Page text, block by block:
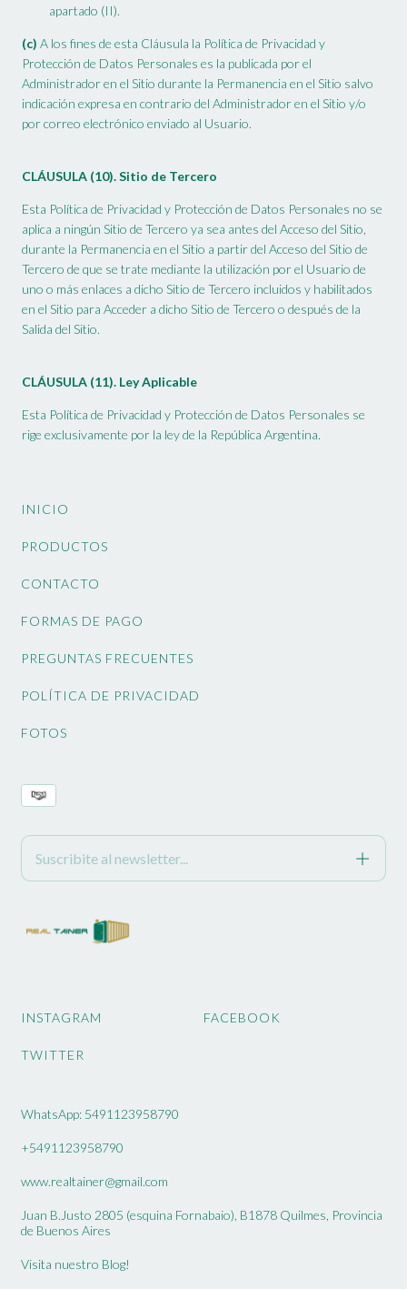
apartado (II).
(c) A los fines de esta Cláusula la Política de Privacidad y
Protección de Datos Personales es la publicada por el
Administrador en el Sitio durante la Permanencia en el Sitio salvo
indicación expresa en contrario del Administrador en el Sitio y/o
por correo electrónico enviado al Usuario.
CLÁUSULA (10).Sitio de Tercero
Esta Política de Privacidad y Protección de Datos Personales no se
aplica a ningún Sitio de Tercero ya sea antes del Acceso del Sitio,
durante la Permanencia en el Sitio a partir del Acceso del Sitio de
Tercero de que se trate mediante la utilización por el Usuario de
uno o más enlaces a dicho Sitio de Tercero incluidos y habilitados
en el Sitio para Acceder a dicho Sitio de Tercero o después de la
Salida del Sitio.
CLÁUSULA (11). Ley Aplicable
Esta Política de Privacidad y Protección de Datos Personales se
rige exclusivamente por la ley de la República Argentina.
INICIO
PRODUCTOS
CONTACTO
FORMAS DE PAGO
PREGUNTAS FRECUENTES
POLÍTICA DE PRIVACIDAD
FOTOS
INSTAGRAM FACEBOOK
TWITTER
WhatsApp: 5491123958790
+5491123958790
www.realtainer@gmail.com
Juan B.Justo 2805 (esquina Fornabaio), B1878 Quilmes, Provincia
de Buenos Aires
Visita nuestro Blog!